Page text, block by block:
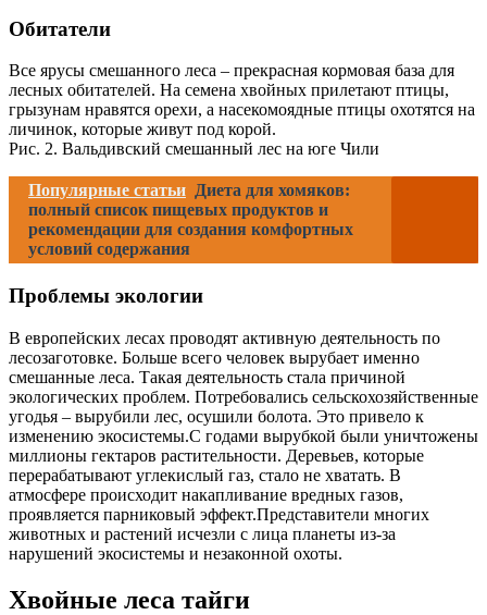
Обитатели
Все ярусы смешанного леса – прекрасная кормовая база для
лесных обитателей. На семена хвойных прилетают птицы,
грызунам нравятся орехи, а насекомоядные птицы охотятся на
личинок, которые живут под корой.
Рис. 2. Вальдивский смешанный лес на юге Чили
Популярные статьи Диета для хомяков:
полный список пищевых продуктов и
рекомендации для создания комфортных
условий содержания
Проблемы экологии
В европейских лесах проводят активную деятельность по
лесозаготовке. Больше всего человек вырубает именно
смешанные леса. Такая деятельность стала причиной
экологических проблем. Потребовались сельскохозяйственные
угодья – вырубили лес, осушили болота. Это привело к
изменению экосистемы.С годами вырубкой были уничтожены
миллионы гектаров растительности. Деревьев, которые
перерабатывают углекислый газ, стало не хватать. В
атмосфере происходит накапливание вредных газов,
проявляется парниковый эффект.Представители многих
животных и растений исчезли с лица планеты из-за
нарушений экосистемы и незаконной охоты.
Хвойные леса тайги